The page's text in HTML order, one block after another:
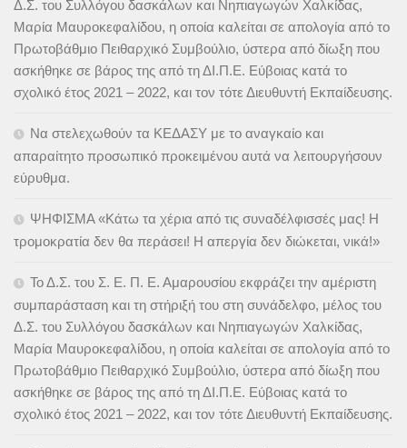
Δ.Σ. του Συλλόγου δασκάλων και Νηπιαγωγών Χαλκίδας,
Μαρία Μαυροκεφαλίδου, η οποία καλείται σε απολογία από το
Πρωτοβάθμιο Πειθαρχικό Συμβούλιο, ύστερα από δίωξη που
ασκήθηκε σε βάρος της από τη ΔΙ.Π.Ε. Εύβοιας κατά το
σχολικό έτος 2021 – 2022, και τον τότε Διευθυντή Εκπαίδευσης.
Να στελεχωθούν τα ΚΕΔΑΣΥ με το αναγκαίο και
απαραίτητο προσωπικό προκειμένου αυτά να λειτουργήσουν
εύρυθμα.
ΨΗΦΙΣΜΑ «Κάτω τα χέρια από τις συναδέλφισσές μας! Η
τρομοκρατία δεν θα περάσει! Η απεργία δεν διώκεται, νικά!»
Το Δ.Σ. του Σ. Ε. Π. Ε. Αμαρουσίου εκφράζει την αμέριστη
συμπαράσταση και τη στήριξή του στη συνάδελφο, μέλος του
Δ.Σ. του Συλλόγου δασκάλων και Νηπιαγωγών Χαλκίδας,
Μαρία Μαυροκεφαλίδου, η οποία καλείται σε απολογία από το
Πρωτοβάθμιο Πειθαρχικό Συμβούλιο, ύστερα από δίωξη που
ασκήθηκε σε βάρος της από τη ΔΙ.Π.Ε. Εύβοιας κατά το
σχολικό έτος 2021 – 2022, και τον τότε Διευθυντή Εκπαίδευσης.